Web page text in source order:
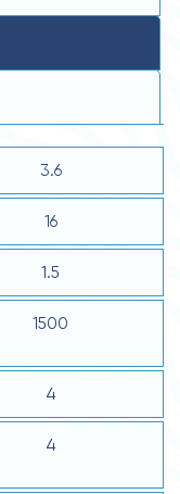
3.6
16
1.5
1500
4
4